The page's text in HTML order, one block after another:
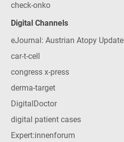
check-onko
Digital Channels
eJournal: Austrian Atopy Update
car-t-cell
congress x-press
derma-target
DigitalDoctor
digital patient cases
Expert:innenforum